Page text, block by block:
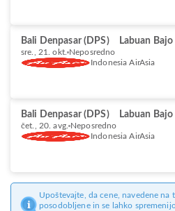
Bali Denpasar (DPS) Labuan Bajo
sre., 21. okt. Neposredno
Indonesia AirAsia
Bali Denpasar (DPS) Labuan Bajo
čet., 20. avg. Neposredno
Indonesia AirAsia
Upoštevajte, da cene, navedene na
posodobljene in se lahko